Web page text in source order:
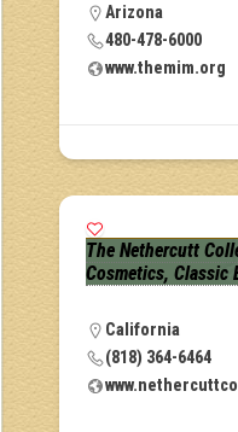
Arizona
480-478-6000
www.themim.org
The Nethercutt
Cosmetics, Classic
California
(818) 364-6464